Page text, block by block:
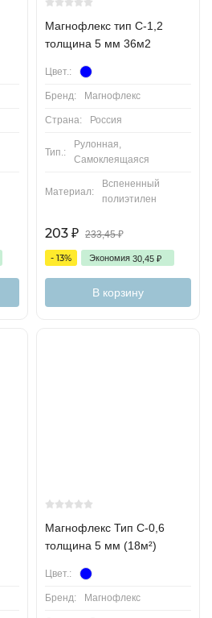
Магнофлекс тип С-1,2
толщина 5 мм 36м2
Цвет.:
Бренд: Магнофлекс
Страна: Россия
Тип.:
Рулонная,
Самоклеящаяся
Материал:
Вспененный
полиэтилен
203 ₽ 233,45₽
- 13% Экономия 30,45 ₽
В корзину
Магнофлекс Тип С-0,6
толщина 5 мм (18м²)
Цвет.:
Бренд: Магнофлекс